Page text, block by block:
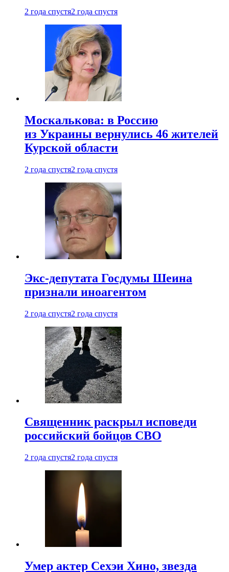
2 года спустя2 года спустя
Москалькова: в Россию
из Украины вернулись 46 жителей
Курской области
2 года спустя2 года спустя
Экс-депутата Госдумы Шеина
признали иноагентом
2 года спустя2 года спустя
Священник раскрыл исповеди
российский бойцов СВО
2 года спустя2 года спустя
Умер актер Сехэи Хино, звезда